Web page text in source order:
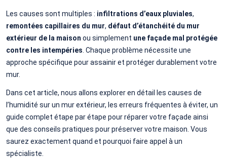
Les causes sont multiples : infiltrations d’eaux pluviales,
remontées capillaires du mur, défaut d’étanchéité du mur
extérieur de la maison ou simplement une façade mal protégée
contre les intempéries . Chaque problème nécessite une
approche spécifique pour assainir et protéger durablement votre
mur.
Dans cet article, nous allons explorer en détail les causes de
l’humidité sur un mur extérieur, les erreurs fréquentes à éviter, un
guide complet étape par étape pour réparer votre façade ainsi
que des conseils pratiques pour préserver votre maison. Vous
saurez exactement quand et pourquoi faire appel à un
spécialiste.